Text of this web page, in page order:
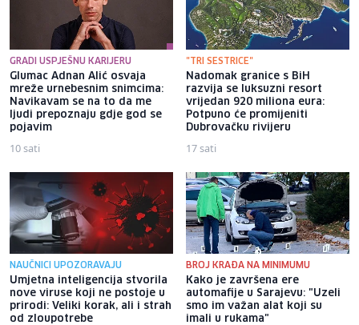
GRADI USPJEŠNU KARIJERU
Glumac Adnan Alić osvaja
mreže urnebesnim snimcima:
Navikavam se na to da me
ljudi prepoznaju gdje god se
pojavim
10 sati
"TRI SESTRICE"
Nadomak granice s BiH
razvija se luksuzni resort
vrijedan 920 miliona eura:
Potpuno će promijeniti
Dubrovačku rivijeru
17 sati
NAUČNICI UPOZORAVAJU
Umjetna inteligencija stvorila
nove viruse koji ne postoje u
prirodi: Veliki korak, ali i strah
od zloupotrebe
BROJ KRAĐA NA MINIMUMU
Kako je završena ere
automafije u Sarajevu: "Uzeli
smo im važan alat koji su
imali u rukama"